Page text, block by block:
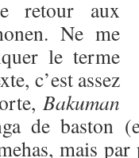
retour aux
Ne me
le terme
c’est assez
Bakuman
de baston
mais